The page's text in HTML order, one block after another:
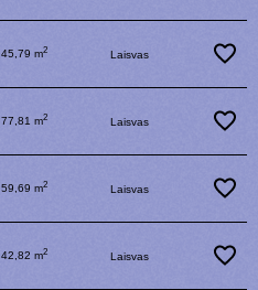
45,79 m2 Laisvas
77,81 m2 Laisvas
59,69 m2 Laisvas
42,82 m2 Laisvas